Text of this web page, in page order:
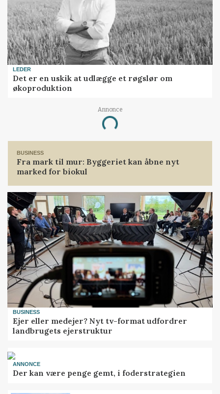
LEDER
Det er en uskik at udlægge et røgslør om
økoproduktion
Annonce
Loading...
BUSINESS
Fra mark til mur: Byggeriet kan åbne nyt
marked for biokul
BUSINESS
Ejer eller medejer? Nyt tv-format udfordrer
landbrugets ejerstruktur
ANNONCE
Der kan være penge gemt, i foderstrategien